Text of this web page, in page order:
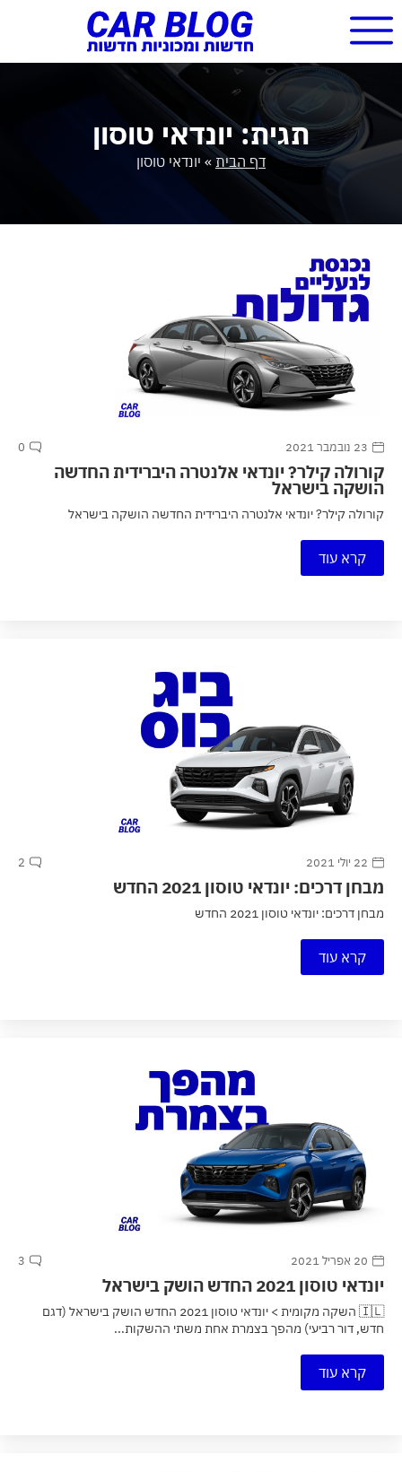
תגית: יונדאי טוסון
דף הבית » יונדאי טוסון
23 נובמבר 2021 0
קורולה קילר? יונדאי אלנטרה היברידית החדשה
הושקה בישראל
קורולה קילר? יונדאי אלנטרה היברידית החדשה הושקה בישראל
קרא עוד
22 יולי 2021 2
מבחן דרכים: יונדאי טוסון 2021 החדש
מבחן דרכים: יונדאי טוסון 2021 החדש
קרא עוד
20 אפריל 2021 3
יונדאי טוסון 2021 החדש הושק בישראל
🇮🇱 השקה מקומית > יונדאי טוסון 2021 החדש הושק בישראל (דגם
חדש, דור רביעי) מהפך בצמרת אחת משתי ההשקות...
קרא עוד